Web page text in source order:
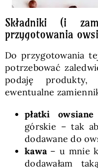
Składniki (i
przygotowania
Do przygotowania
potrzebować
podaję
ewentualne
płatki owsiane
górskie – tak
dodawane do
kawa– u mnie
dodawałam